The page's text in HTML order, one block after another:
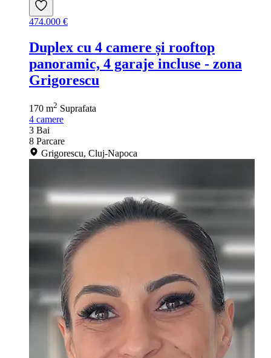
474.000 €
Duplex cu 4 camere și rooftop
panoramic, 4 garaje incluse - zona
Grigorescu
170 m2 Suprafata
4 camere
3 Bai
8 Parcare
Grigorescu, Cluj-Napoca